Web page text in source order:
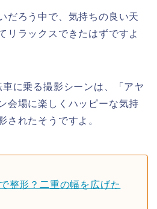
だろう中で、気持ちの良い天
リラックス できたはずですよ
車に乗る撮影シーンは、「 アヤ
会場に楽しくハッピーな気持
されたそうですよ。
整形？二重の幅を広げた